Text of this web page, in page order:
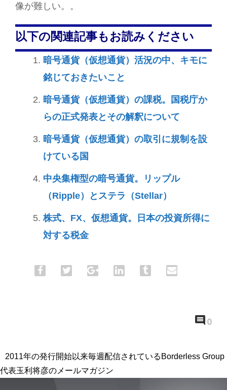
像が難しい。。
以下の関連記事もお読みください
暗号通貨（仮想通貨）活況の中、キモに
銘じておきたいこと
暗号通貨（仮想通貨）の課税。国税庁か
らの正式発表とその解釈について
暗号通貨（仮想通貨）の取引に規制を設
けている国
中央集権型の暗号通貨。リップル
（Ripple）とステラ（Stellar）
株式、FX、仮想通貨。日本の投資所得に
対する税金
0
2011年の発行開始以来毎週配信されているBorderless Group
代表玉利将彦のメールマガジン